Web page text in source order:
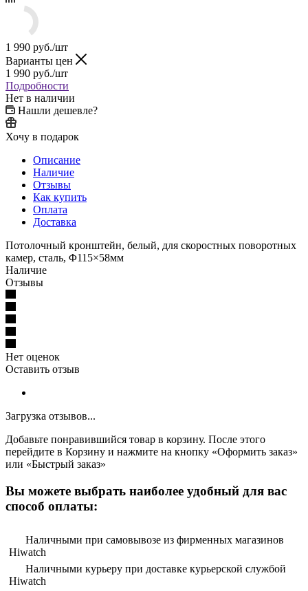
1 990 руб./шт
Варианты цен
1 990 руб./шт
Подробности
Нет в наличии
Нашли дешевле?
Хочу в подарок
Описание
Наличие
Отзывы
Как купить
Оплата
Доставка
Потолочный кронштейн, белый, для скоростных поворотных
камер, сталь, Φ115×58мм
Наличие
Отзывы
Нет оценок
Оставить отзыв
Загрузка отзывов...
Добавьте понравившийся товар в корзину. После этого
перейдите в Корзину и нажмите на кнопку «Оформить заказ»
или «Быстрый заказ»
Вы можете выбрать наиболее удобный для вас
способ оплаты:
Наличными при самовывозе из фирменных магазинов
Hiwatch
Наличными курьеру при доставке курьерской службой
Hiwatch